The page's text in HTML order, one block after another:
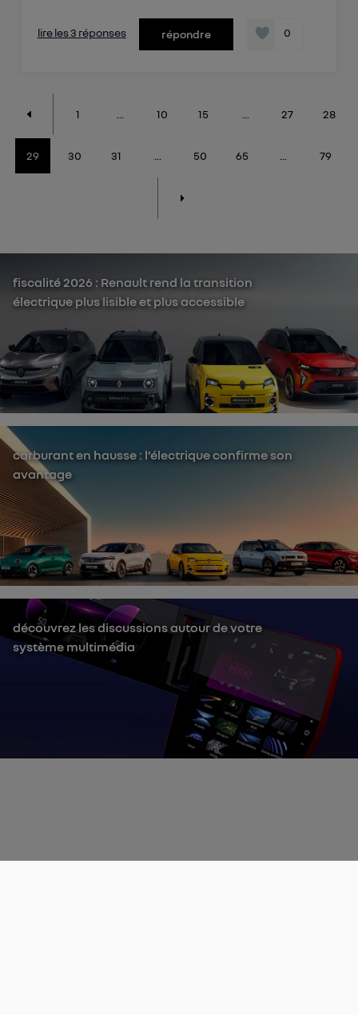
lire les 3 réponses répondre 0
1 10 15 27 28
29 30 31 ... 50 65 ... 79
fiscalité 2026 : Renault rend la transition
électrique plus lisible et plus accessible
carburant en hausse : l’électrique confirme son
avantage
découvrez les discussions autour de votre
système multimédia